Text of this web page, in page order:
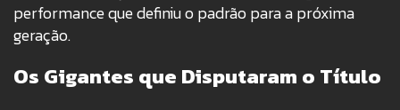
performance que definiu o padrão para a próxima
geração.
Os Gigantes que Disputaram o Título